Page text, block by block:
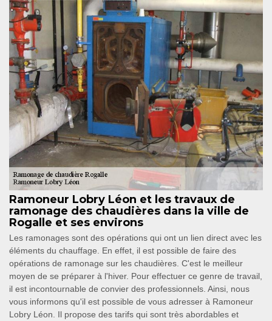
Ramoneur Lobry Léon et les travaux de
ramonage des chaudières dans la ville de
Rogalle et ses environs
Les ramonages sont des opérations qui ont un lien direct avec les
éléments du chauffage. En effet, il est possible de faire des
opérations de ramonage sur les chaudières. C'est le meilleur
moyen de se préparer à l'hiver. Pour effectuer ce genre de travail,
il est incontournable de convier des professionnels. Ainsi, nous
vous informons qu'il est possible de vous adresser à Ramoneur
Lobry Léon. Il propose des tarifs qui sont très abordables et